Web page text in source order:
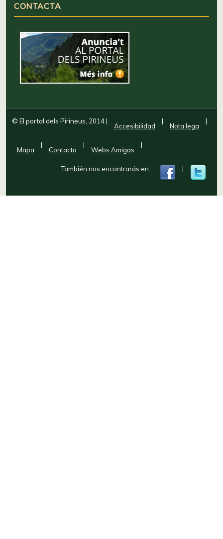
CONTACTA
© El portal dels Pirineus, 2014|
Accesibilidad
|
Nota lega
|
Mapa
|
Contacta
|
Webs Amigas
|
También nos encontrarás en: |